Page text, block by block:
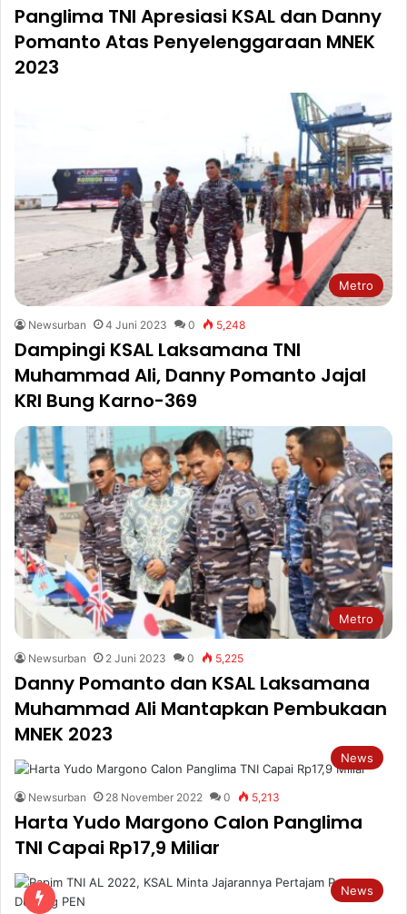
Panglima TNI Apresiasi KSAL dan Danny
Pomanto Atas Penyelenggaraan MNEK
2023
Metro
Newsurban 4 Juni 2023 0 5,248
Dampingi KSAL Laksamana TNI
Muhammad Ali, Danny Pomanto Jajal
KRI Bung Karno-369
Metro
Newsurban 2 Juni 2023 0 5,225
Danny Pomanto dan KSAL Laksamana
Muhammad Ali Mantapkan Pembukaan
MNEK 2023
News
Newsurban 28 November 2022 0 5,213
Harta Yudo Margono Calon Panglima
TNI Capai Rp17,9 Miliar
News